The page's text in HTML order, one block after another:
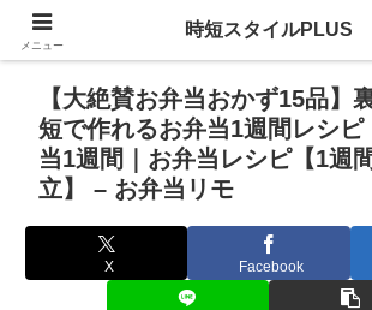
【大絶賛お弁当おかず15品】
短で作れるお弁当1週間レシピ
当1週間｜お弁当レシピ【1週
立】 – お弁当リモ
X Facebook
メニュー
時短スタイルPLUS